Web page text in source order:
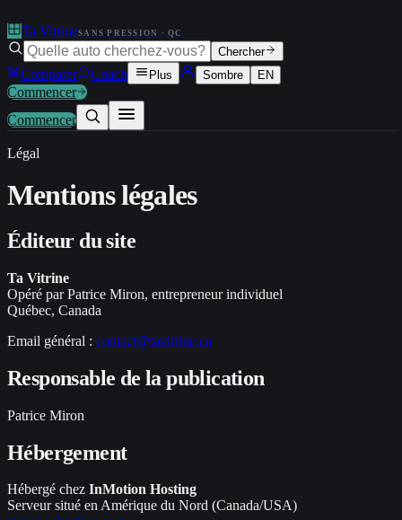
Ta VitrineSANS PRESSION · QC
Chercher
Comparer Coach Plus Sombre EN
Commencer
Commencer
Légal
Mentionslégales
Éditeur du site
Ta Vitrine
Opéré par Patrice Miron, entrepreneur individuel
Québec, Canada
Email général : contact@tavitrine.ca
Responsable de la publication
Patrice Miron
Hébergement
Hébergé chez InMotion Hosting
Serveur situé en Amérique du Nord (Canada/USA)